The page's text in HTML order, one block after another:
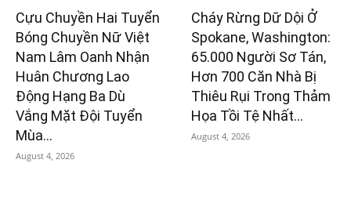
Cựu Chuyền Hai Tuyển
Bóng Chuyền Nữ Việt
Nam Lâm Oanh Nhận
Huân Chương Lao
Động Hạng Ba Dù
Vắng Mặt Đội Tuyển
Mùa...
August 4, 2026
Cháy Rừng Dữ Dội Ở
Spokane, Washington:
65.000 Người Sơ Tán,
Hơn 700 Căn Nhà Bị
Thiêu Rụi Trong Thảm
Họa Tồi Tệ Nhất...
August 4, 2026